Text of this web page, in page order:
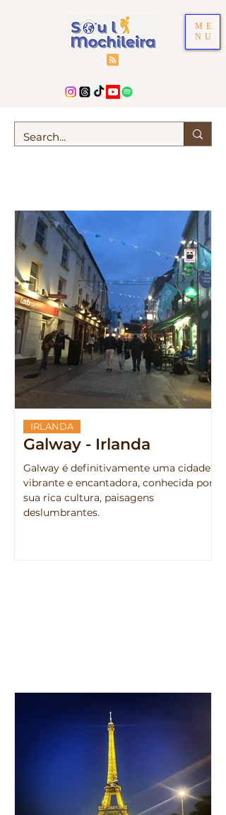
ME
NU
Galway - Irlanda
Galway é definitivamente uma cidade
vibrante e encantadora, conhecida por
sua rica cultura, paisagens
deslumbrantes.
IRLANDA